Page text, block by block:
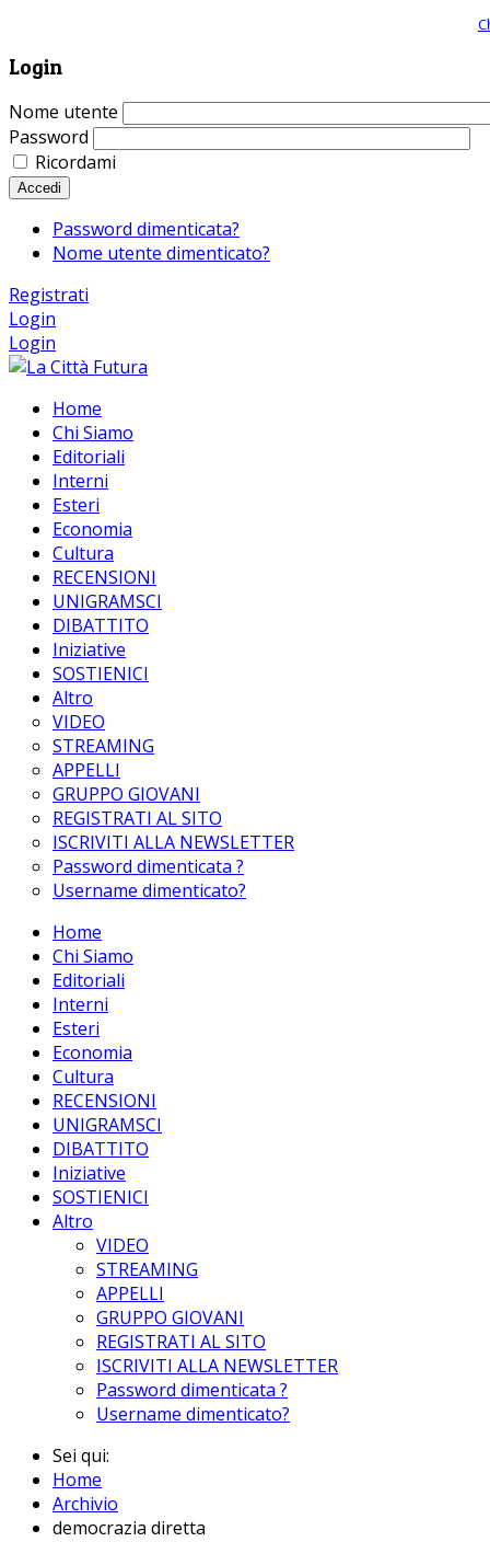
Login
Nome utente
Password
Ricordami
Accedi
Password dimenticata?
Nome utente dimenticato?
Registrati
Login
Login
Home
Chi Siamo
Editoriali
Interni
Esteri
Economia
Cultura
RECENSIONI
UNIGRAMSCI
DIBATTITO
Iniziative
SOSTIENICI
Altro
VIDEO
STREAMING
APPELLI
GRUPPO GIOVANI
REGISTRATI AL SITO
ISCRIVITI ALLA NEWSLETTER
Password dimenticata ?
Username dimenticato?
Home
Chi Siamo
Editoriali
Interni
Esteri
Economia
Cultura
RECENSIONI
UNIGRAMSCI
DIBATTITO
Iniziative
SOSTIENICI
Altro
VIDEO
STREAMING
APPELLI
GRUPPO GIOVANI
REGISTRATI AL SITO
ISCRIVITI ALLA NEWSLETTER
Password dimenticata ?
Username dimenticato?
Sei qui:
Home
Archivio
democrazia diretta